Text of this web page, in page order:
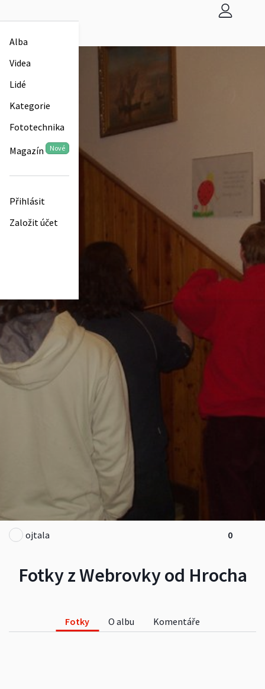
Alba
Videa
Lidé
Kategorie
Fototechnika
Magazín Nové
Přihlásit
Založit účet
Fotky z Webrovky od Hrocha
ojtala 0
Fotky O albu Komentáře